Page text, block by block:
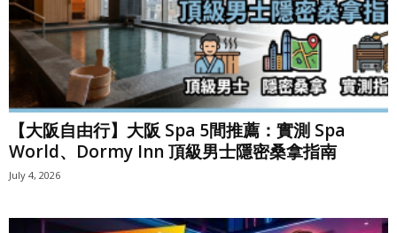
【大阪自由行】大阪 Spa 5間推薦：實測 Spa
World、Dormy Inn 頂級男士隱密桑拿指南
July 4, 2026